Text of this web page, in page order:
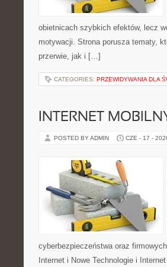
obietnicach szybkich efektów, lecz
motywacji. Strona porusza tematy,
przerwie, jak i […]
CATEGORIES: PRZEWIDYWANIA DLA
INTERNET
POSTED BY ADMIN CZE - 17 -
cyberbezpieczeństwa oraz
Internet i Nowe Technologie i